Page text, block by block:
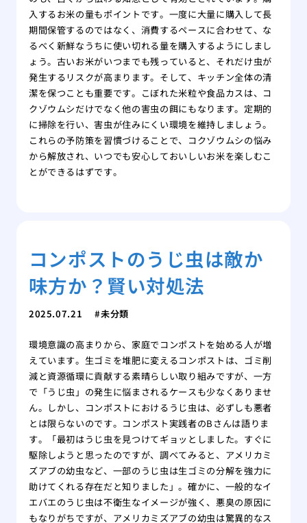
入するお米の量もポイントです。一度に大量に購入して長
期間保管するのではなく、消費するペースに合わせて、な
るべく新鮮なうちに使い切れる量を購入するようにしまし
ょう。古いお米がいつまでも残っていると、それだけ虫が
発生するリスクが高まります。そして、キッチン全体の清
潔を保つことも重要です。こぼれた米粒や食品カスは、コ
クゾウムシだけでなく他の害虫の餌にもなります。定期的
に掃除を行い、害虫が住みにくい環境を維持しましょう。
これらの予防策を習慣づけることで、コクゾウムシの悩み
から解放され、いつでも安心しておいしいお米を楽しむこ
とができるはずです。
コンポストのうじ虫は敵か
味方か？賢い対処法
2025.07.21 未分類
環境意識の高まりから、家庭でコンポストを始める人が増
えています。生ゴミを堆肥に変えるコンポストは、ゴミ削
減と資源循環に貢献する素晴らしい取り組みですが、一方
で「うじ虫」の発生に悩まされるケースも少なくありませ
ん。しかし、コンポストにおけるうじ虫は、必ずしも悪者
とは限らないのです。コンポスト実践者のBさんは語りま
す。「最初はうじ虫を見つけてギョッとしました。すぐに
駆除しようと思ったのですが、調べてみると、アメリカミ
ズアブの幼虫など、一部のうじ虫は生ゴミの分解を強力に
助けてくれる存在だと知りました」。確かに、一般的なイ
エバエのうじ虫は不衛生なイメージが強く、悪臭の原因に
もなりがちですが、アメリカミズアブの幼虫は驚異的なス